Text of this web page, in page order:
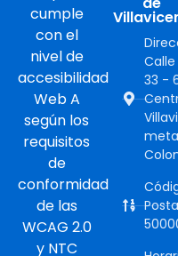
cumple
con el
nivel de
accesibilidad
Web A
según los
requisitos
de
conformidad
de las
WCAG 2.0
y NTC
Calle
33 -